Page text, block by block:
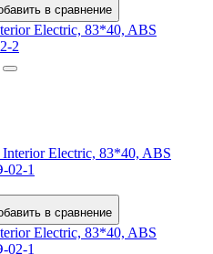
в сравнение
Electric, 83*40, ABS
2
в сравнение
Electric, 83*40, ABS
02-1